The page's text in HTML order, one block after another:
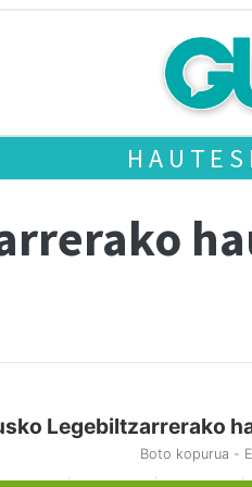
Legebiltzarrerako
Boto kopurua -